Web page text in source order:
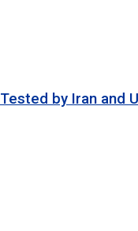
by Iran and